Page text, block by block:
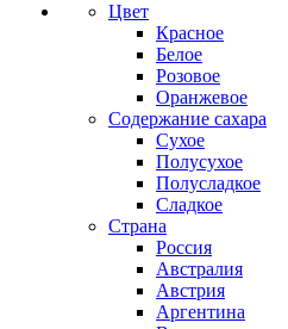
Цвет
Красное
Белое
Розовое
Оранжевое
Содержание сахара
Сухое
Полусухое
Полусладкое
Сладкое
Страна
Россия
Австралия
Австрия
Аргентина